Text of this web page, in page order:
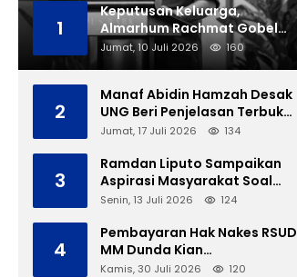
1
Keputusan Keluarga,
Almarhum Rachmat Gobel
Dimakamkan di TMP Kalibata
Jumat, 10 Juli 2026 160
2
Manaf Abidin Hamzah Desak
UNG Beri Penjelasan Terbuka
Soal Polemik Ujian Skripsi
Jumat, 17 Juli 2026 134
3
Ramdan Liputo Sampaikan
Aspirasi Masyarakat Soal
LGBT di Hadapan Gubernur
Senin, 13 Juli 2026 124
4
Pembayaran Hak Nakes RSUD
MM Dunda Kian
Menggantung, Perbup Belum
Kamis, 30 Juli 2026 120